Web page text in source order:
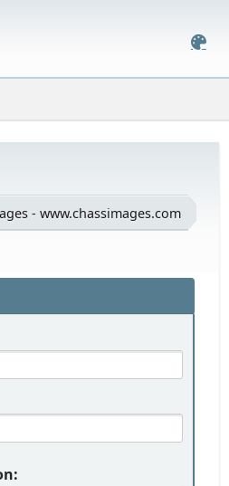
- www.chassimages.com